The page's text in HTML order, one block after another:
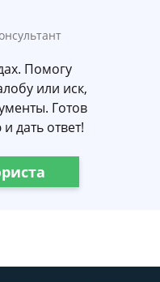
Помогу
или иск,
Готов
дать ответ!